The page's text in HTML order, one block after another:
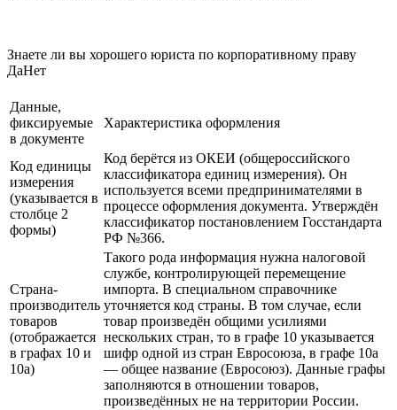
Знаете ли вы хорошего юриста по корпоративному праву
ДаНет
Данные,
фиксируемые
в документе
Характеристика оформления
Код единицы
измерения
(указывается в
столбце 2
формы)
Код берётся из ОКЕИ (общероссийского
классификатора единиц измерения). Он
используется всеми предпринимателями в
процессе оформления документа. Утверждён
классификатор постановлением Госстандарта
РФ №366.
Страна-
производитель
товаров
(отображается
в графах 10 и
10а)
Такого рода информация нужна налоговой
службе, контролирующей перемещение
импорта. В специальном справочнике
уточняется код страны. В том случае, если
товар произведён общими усилиями
нескольких стран, то в графе 10 указывается
шифр одной из стран Евросоюза, в графе 10а
— общее название (Евросоюз). Данные графы
заполняются в отношении товаров,
произведённых не на территории России.